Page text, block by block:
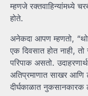
म्हणजे रक्तवाहिन्यांमध्ये
होते.
अनेकदा आपण म्हणतो,
एक दिवसात होत नाही, तो
परिपाक असतो.
अतिप्रमाणात साखर
दीर्घकाळात